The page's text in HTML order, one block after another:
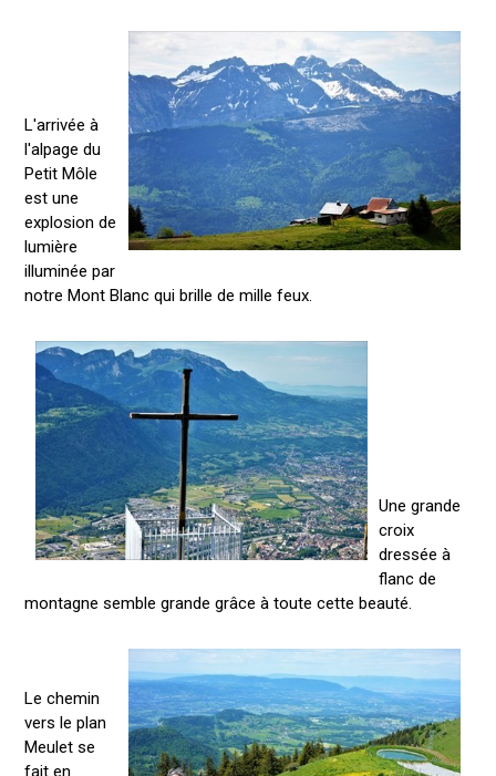
L'arrivée à
l'alpage du
Petit Môle
est une
explosion de
lumière
illuminée par
notre Mont Blanc qui brille de mille feux.
Une grande
croix
dressée à
flanc de
montagne semble grande grâce à toute cette beauté.
Le chemin
vers le plan
Meulet se
fait en